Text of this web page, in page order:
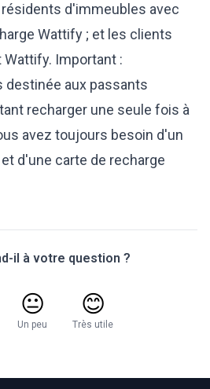
résidents d'immeubles avec
Wattify ; et les clients
Important :
destinée aux passants
recharger une seule fois à
avez toujours besoin d'un
d'une carte de recharge
il à votre question ?
😐
Un peu
😊
Très utile